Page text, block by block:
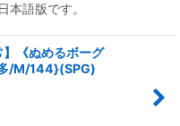
本語版です。
《ぬめるボーグ
/M/144}(SPG)